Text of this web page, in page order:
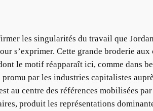
les singularités du travail que Jordan
s’exprimer. Cette grande broderie aux
le motif réapparaît ici, comme dans
par les industries capitalistes
au centre des références mobilisées par
produit les représentations